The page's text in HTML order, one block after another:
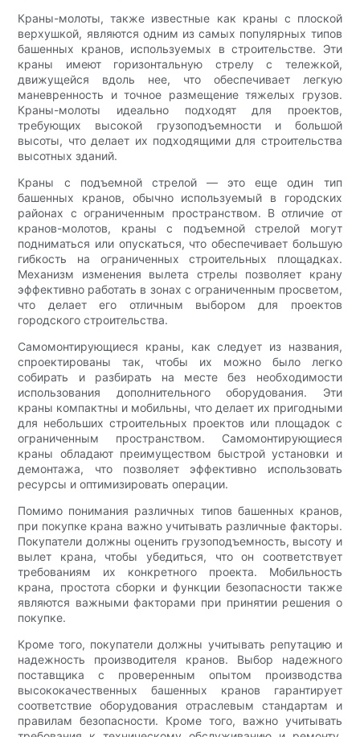
Краны-молоты, также известные как краны с плоской
верхушкой, являются одним из самых популярных типов
башенных кранов, используемых в строительстве. Эти
краны имеют горизонтальную стрелу с тележкой,
движущейся вдоль нее, что обеспечивает легкую
маневренность и точное размещение тяжелых грузов.
Краны-молоты идеально подходят для проектов,
требующих высокой грузоподъемности и большой
высоты, что делает их подходящими для строительства
высотных зданий.
Краны с подъемной стрелой — это еще один тип
башенных кранов, обычно используемый в городских
районах с ограниченным пространством. В отличие от
кранов-молотов, краны с подъемной стрелой могут
подниматься или опускаться, что обеспечивает большую
гибкость на ограниченных строительных площадках.
Механизм изменения вылета стрелы позволяет крану
эффективно работать в зонах с ограниченным просветом,
что делает его отличным выбором для проектов
городского строительства.
Самомонтирующиеся краны, как следует из названия,
спроектированы так, чтобы их можно было легко
собирать и разбирать на месте без необходимости
использования дополнительного оборудования. Эти
краны компактны и мобильны, что делает их пригодными
для небольших строительных проектов или площадок с
ограниченным пространством. Самомонтирующиеся
краны обладают преимуществом быстрой установки и
демонтажа, что позволяет эффективно использовать
ресурсы и оптимизировать операции.
Помимо понимания различных типов башенных кранов,
при покупке крана важно учитывать различные факторы.
Покупатели должны оценить грузоподъемность, высоту и
вылет крана, чтобы убедиться, что он соответствует
требованиям их конкретного проекта. Мобильность
крана, простота сборки и функции безопасности также
являются важными факторами при принятии решения о
покупке.
Кроме того, покупатели должны учитывать репутацию и
надежность производителя кранов. Выбор надежного
поставщика с проверенным опытом производства
высококачественных башенных кранов гарантирует
соответствие оборудования отраслевым стандартам и
правилам безопасности. Кроме того, важно учитывать